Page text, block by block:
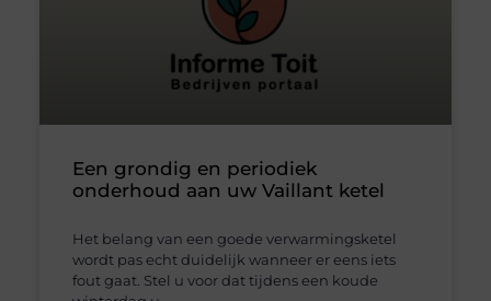
Een grondig en periodiek
onderhoud aan uw Vaillant ketel
Het belang van een goede verwarmingsketel
wordt pas echt duidelijk wanneer er eens iets
fout gaat. Stel u voor dat tijdens een koude